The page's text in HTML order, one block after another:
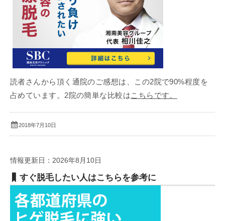
読者さんから頂く通院のご感想は、この2院で90%程度を
占めています。2院の簡単な比較はこちらです。
2018年7月10日
情報更新日：2026年8月10日
すぐ脱毛したい人はこちらを参考に